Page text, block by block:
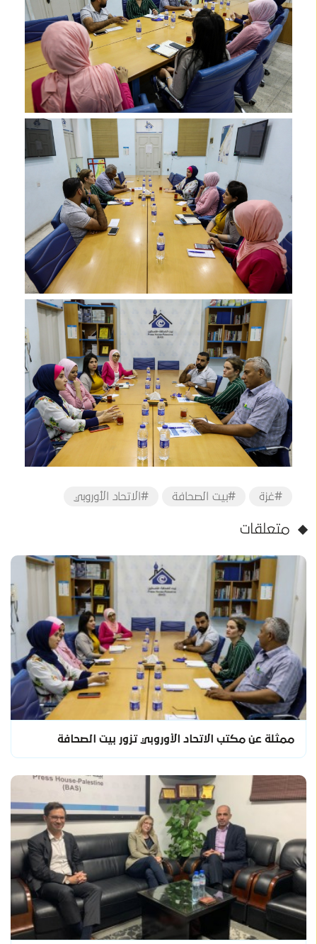
#غزة #بيت الصحافة #الاتحاد الأوروبي
متعلقات
ممثلة عن مكتب الاتحاد الأوروبي تزور بيت الصحافة